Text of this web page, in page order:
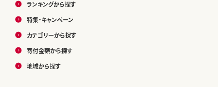
ランキングから探す
特集・キャンペーン
カテゴリーから探す
寄付金額から探す
地域から探す